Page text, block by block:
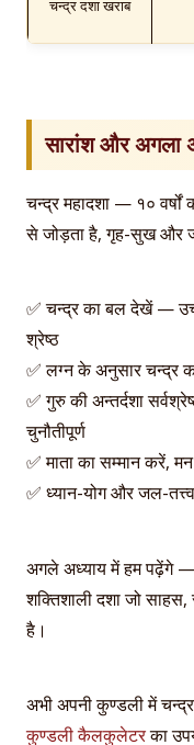
चन्द्र दशा खराब
सारांश और अगला
चन्द्र महादशा — १०
से जोड़ता है, गृह-सुख और
✅ चन्द्र का बल देखें —
श्रेष्ठ
✅ लग्न के अनुसार चन्द्र
✅ गुरु की अन्तर्दशा
चुनौतीपूर्ण
✅ माता का सम्मान करें,
✅ ध्यान-योग और जल-
अगले अध्याय में हम पढ़ेंगे
शक्तिशाली दशा जो
है।
अभी अपनी कुण्डली में
कुण्डली कैलकुलेटरका